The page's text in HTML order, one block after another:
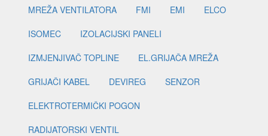
MREŽA VENTILATORA
FMI EMI
ELCO
ISOMEC
IZOLACIJSKI PANELI
IZMJENJIVAČ TOPLINE
EL.GRIJAČA MREŽA
GRIJAČI KABEL
DEVIREG
SENZOR
ELEKTROTERMIČKI POGON
RADIJATORSKI VENTIL